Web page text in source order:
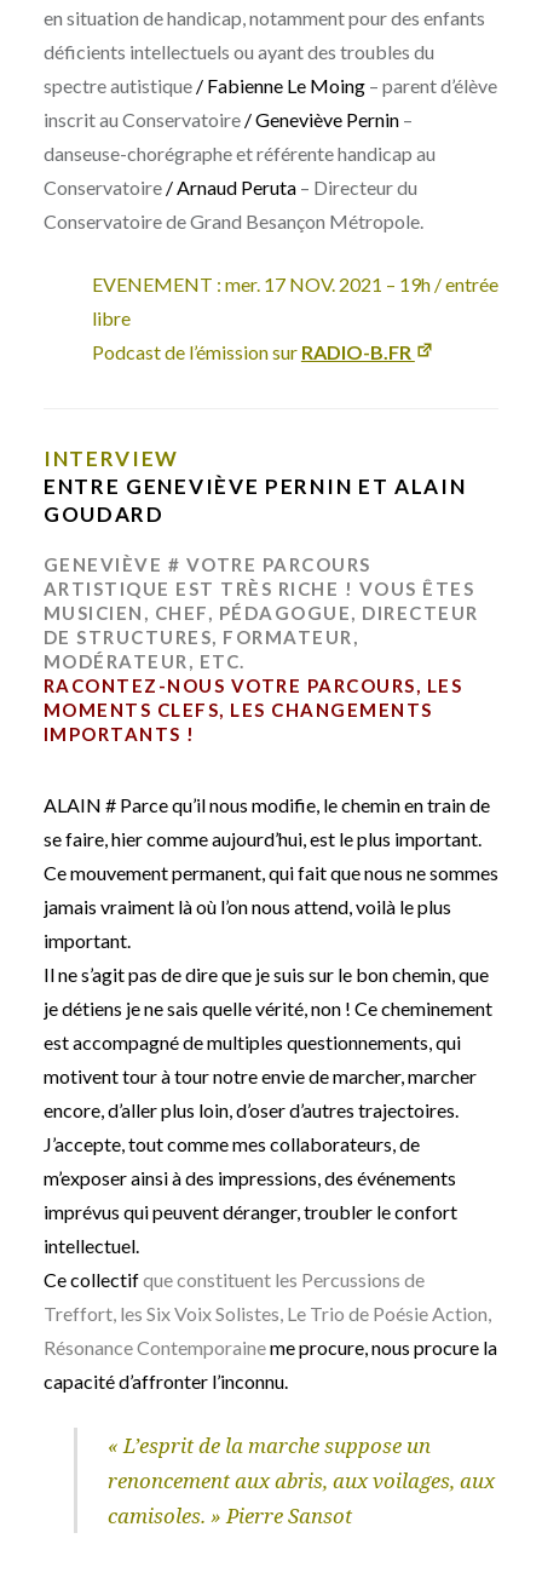
en situation de handicap, notamment pour des enfants
déficients intellectuels ou ayant des troubles du
spectre autistique / Fabienne Le Moing– parent d’élève
inscrit au Conservatoire / Geneviève Pernin–
danseuse-chorégraphe et référente handicap au
Conservatoire / Arnaud Peruta– Directeur du
Conservatoire de Grand Besançon Métropole.
EVENEMENT : mer. 17 NOV. 2021 – 19h / entrée
libre
Podcast de l’émission sur RADIO-B.FR
INTERVIEW
ENTRE GENEVIÈVE PERNIN ET ALAIN
GOUDARD
GENEVIÈVE # VOTRE PARCOURS
ARTISTIQUE EST TRÈS RICHE ! VOUS ÊTES
MUSICIEN, CHEF, PÉDAGOGUE, DIRECTEUR
DE STRUCTURES, FORMATEUR,
MODÉRATEUR, ETC.
RACONTEZ-NOUS VOTRE PARCOURS, LES
MOMENTS CLEFS, LES CHANGEMENTS
IMPORTANTS !
ALAIN # Parce qu’il nous modifie, le chemin en train de
se faire, hier comme aujourd’hui, est le plus important.
Ce mouvement permanent, qui fait que nous ne sommes
jamais vraiment là où l’on nous attend, voilà le plus
important.
Il ne s’agit pas de dire que je suis sur le bon chemin, que
je détiens je ne sais quelle vérité, non ! Ce cheminement
est accompagné de multiples questionnements, qui
motivent tour à tour notre envie de marcher, marcher
encore, d’aller plus loin, d’oser d’autres trajectoires.
J’accepte, tout comme mes collaborateurs, de
m’exposer ainsi à des impressions, des événements
imprévus qui peuvent déranger, troubler le confort
intellectuel.
Ce collectifque constituent les Percussions de
Treffort, les Six Voix Solistes, Le Trio de Poésie Action,
Résonance Contemporaineme procure, nous procure la
capacité d’affronter l’inconnu.
« L’esprit de la marche suppose un
renoncement aux abris, aux voilages, aux
camisoles. »Pierre Sansot